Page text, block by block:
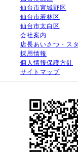
仙台市宮城野区
仙台市若林区
仙台市太白区
会社案内
店長あいさつ・ス
採用情報
個人情報保護方針
サイトマップ